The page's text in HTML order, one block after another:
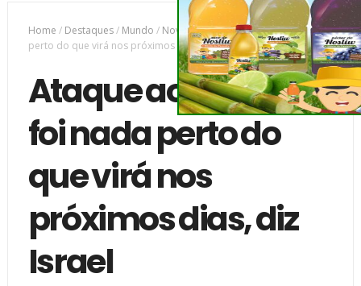
Home / Destaques/ Mundo / Novas/Ataque ao Irã não foi nada
perto do que virá nos próximos dias, diz Israel
Ataque ao Irã não
foi nada perto do
que virá nos
próximos dias, diz
Israel